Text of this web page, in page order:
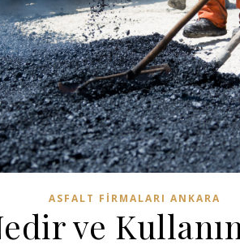
ASFALT FIRMALARI ANKARA
ve